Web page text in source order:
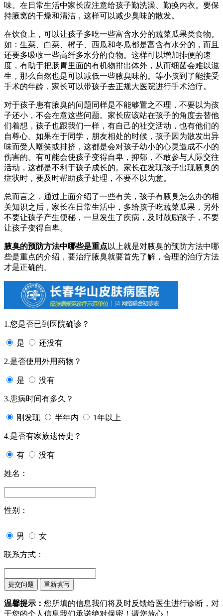
味。在日常生活中家长应注意给孩子勤洗澡、勤换内衣。要保
持腋窝的干燥和清洁，这样可以减少臭味的散发。
在饮食上，可以让孩子多吃一些富含水分的蔬菜瓜果类食物。
如：生菜、白菜、橙子、西瓜和冬瓜都是富含有水分的，而且
还要多吸收一些高纤多水分的食物。这样可以增加排便的速
度，有助于把肠胃里面的有机物排出体外，从而细菌会难以滋
生，那么自然也是可以减低一些腋臭味的。等小孩到了能接受
手术的年龄，家长可以带孩子去正规大医院进行手术治疗。
对于孩子患有腋臭的问题同样是不能够置之不理，不要以为孩
子还小，不会在意这些问题。家长应该站在孩子的角度去替他
们着想，孩子也跟我们一样，有自己的社交活动，也有他们的
自尊心。如果在于同学，朋友相处的时候，孩子因为散发出异
味而受人嘲笑或排挤，这都是会对孩子幼小的心灵造成不小的
伤害的。有可能会使孩子变得自卑，抑郁，不敢参与人际交往
活动，这都是不利于孩子成长的。家长在发现孩子出现腋臭的
症状时，要及时帮助孩子处理，不要不以为意。
总而言之，通过上面介绍了一些有关，孩子有腋臭怎么办的相
关知识之后，家长在日常生活中，多给孩子吃蔬菜瓜果，另外
不要让孩子产生便秘，一旦发生了疾病，及时鼓励孩子，不要
让孩子变得自卑。
腋臭的预防方法中哪些是重点 以上就是对腋臭的预防方法中哪
些是重点的介绍，要治疗腋臭就要首先了解，合理的治疗方法
才是正确的。
1.您是否已到医院确诊？
是 还没有
2.是否使用外用药物？
是 没有
3.患病时间有多久？
刚发现 半年内 1年以上
4.是否有家族遗传史？
有 没有
姓名：
性别：
男 女
联系方式：
温馨提示： 您所填的信息我们将及时反馈给医生进行诊断，对
于您的个人信息我们承诺绝对保密！请您放心！